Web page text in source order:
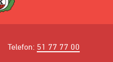
Telefon: 51 77 77 00